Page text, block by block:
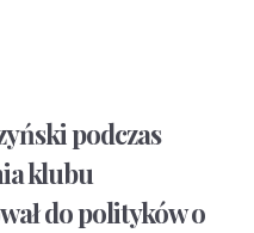
podczas
klubu
do polityków o